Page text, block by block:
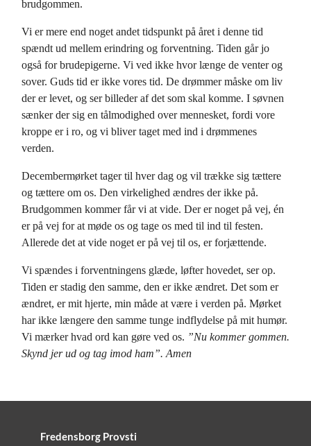
brudgommen.
Vi er mere end noget andet tidspunkt på året i denne tid
spændt ud mellem erindring og forventning. Tiden går jo
også for brudepigerne. Vi ved ikke hvor længe de venter og
sover. Guds tid er ikke vores tid. De drømmer måske om liv
der er levet, og ser billeder af det som skal komme. I søvnen
sænker der sig en tålmodighed over mennesket, fordi vore
kroppe er i ro, og vi bliver taget med ind i drømmenes
verden.
Decembermørket tager til hver dag og vil trække sig tættere
og tættere om os. Den virkelighed ændres der ikke på.
Brudgommen kommer får vi at vide. Der er noget på vej, én
er på vej for at møde os og tage os med til ind til festen.
Allerede det at vide noget er på vej til os, er forjættende.
Vi spændes i forventningens glæde, løfter hovedet, ser op.
Tiden er stadig den samme, den er ikke ændret. Det som er
ændret, er mit hjerte, min måde at være i verden på. Mørket
har ikke længere den samme tunge indflydelse på mit humør.
Vi mærker hvad ord kan gøre ved os. ”Nu kommer gommen.
Skynd jer ud og tag imod ham”. Amen
Fredensborg Provsti